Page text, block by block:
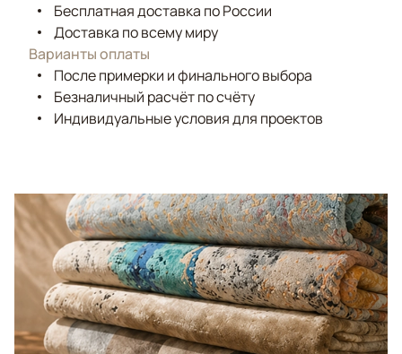
Бесплатная доставка по России
Доставка по всему миру
Варианты оплаты
После примерки и финального выбора
Безналичный расчёт по счёту
Индивидуальные условия для проектов